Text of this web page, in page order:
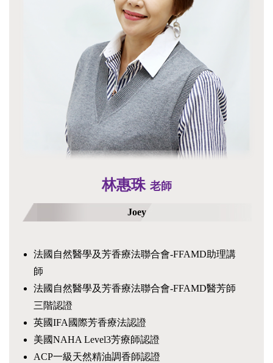
林惠珠 老師
Joey
法國自然醫學及芳香療法聯合會-FFAMD助理講
師
法國自然醫學及芳香療法聯合會-FFAMD醫芳師
三階認證
英國IFA國際芳香療法認證
美國NAHA Level3芳療師認證
ACP一級天然精油調香師認證